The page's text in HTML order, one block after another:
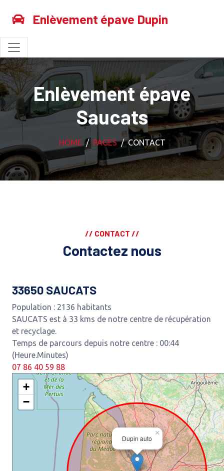
Enlèvement épave Dupin
Enlèvement épave
Saucats
HOME PAGES CONTACT
// CONTACT //
Contactez nous
33650 SAUCATS
Population : 2136 habitants
SAUCATS est à 33 kms de notre centre de récupération
et recyclage.
Temps de parcours depuis notre centre : 00:44
(Heure.Minutes)
07 86 40 59 88
Dupin auto
×
+
−